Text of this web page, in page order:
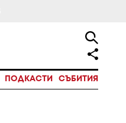
ПОДКАСТИ СЪБИТИЯ